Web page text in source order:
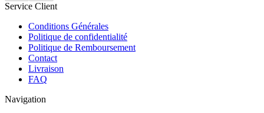
Service Client
Conditions Générales
Politique de confidentialité
Politique de Remboursement
Contact
Livraison
FAQ
Navigation